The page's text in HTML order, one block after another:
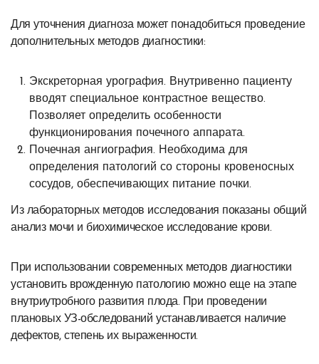
Для уточнения диагноза может понадобиться проведение
дополнительных методов диагностики:
Экскреторная урография. Внутривенно пациенту
вводят специальное контрастное вещество.
Позволяет определить особенности
функционирования почечного аппарата.
Почечная ангиография. Необходима для
определения патологий со стороны кровеносных
сосудов, обеспечивающих питание почки.
Из лабораторных методов исследования показаны общий
анализ мочи и биохимическое исследование крови.
При использовании современных методов диагностики
установить врожденную патологию можно еще на этапе
внутриутробного развития плода. При проведении
плановых УЗ-обследований устанавливается наличие
дефектов, степень их выраженности.